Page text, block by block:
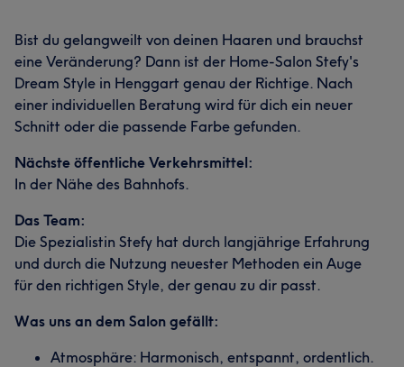
Bist du gelangweilt von deinen Haaren und brauchst
eine Veränderung? Dann ist der Home-Salon Stefy's
Dream Style in Henggart genau der Richtige. Nach
einer individuellen Beratung wird für dich ein neuer
Schnitt oder die passende Farbe gefunden.
Nächste öffentliche Verkehrsmittel:
In der Nähe des Bahnhofs.
Das Team:
Die Spezialistin Stefy hat durch langjährige Erfahrung
und durch die Nutzung neuester Methoden ein Auge
für den richtigen Style, der genau zu dir passt.
Was uns an dem Salon gefällt:
Atmosphäre: Harmonisch, entspannt, ordentlich.